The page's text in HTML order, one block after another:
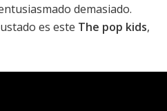
demasiado.
es este The pop kids,